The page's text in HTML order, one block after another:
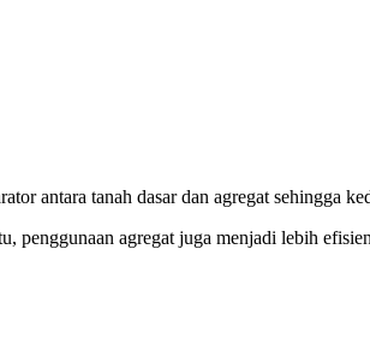
antara tanah dasar dan agregat sehingga
agregat juga menjadi lebih